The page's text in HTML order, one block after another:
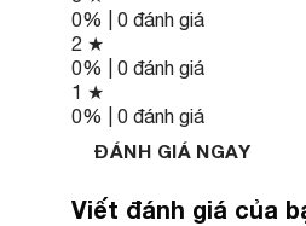
0% | 0 đánh giá
2 ★
0% | 0 đánh giá
1 ★
0% | 0 đánh giá
ĐÁNH GIÁ NGAY
Viết đánh giá của